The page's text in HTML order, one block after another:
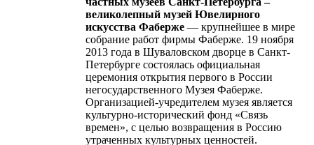
великолепный музей Ювелирного
искусства Фаберже — крупнейшее в мире
собрание работ фирмы Фаберже. 19 ноября
2013 года в Шуваловском дворце в Санкт-
Петербурге состоялась официальная
церемония открытия первого в России
негосударственного Музея Фаберже.
Организацией-учредителем музея является
культурно-исторический фонд «Связь
времен», с целью возвращения в Россию
утраченных культурных ценностей.